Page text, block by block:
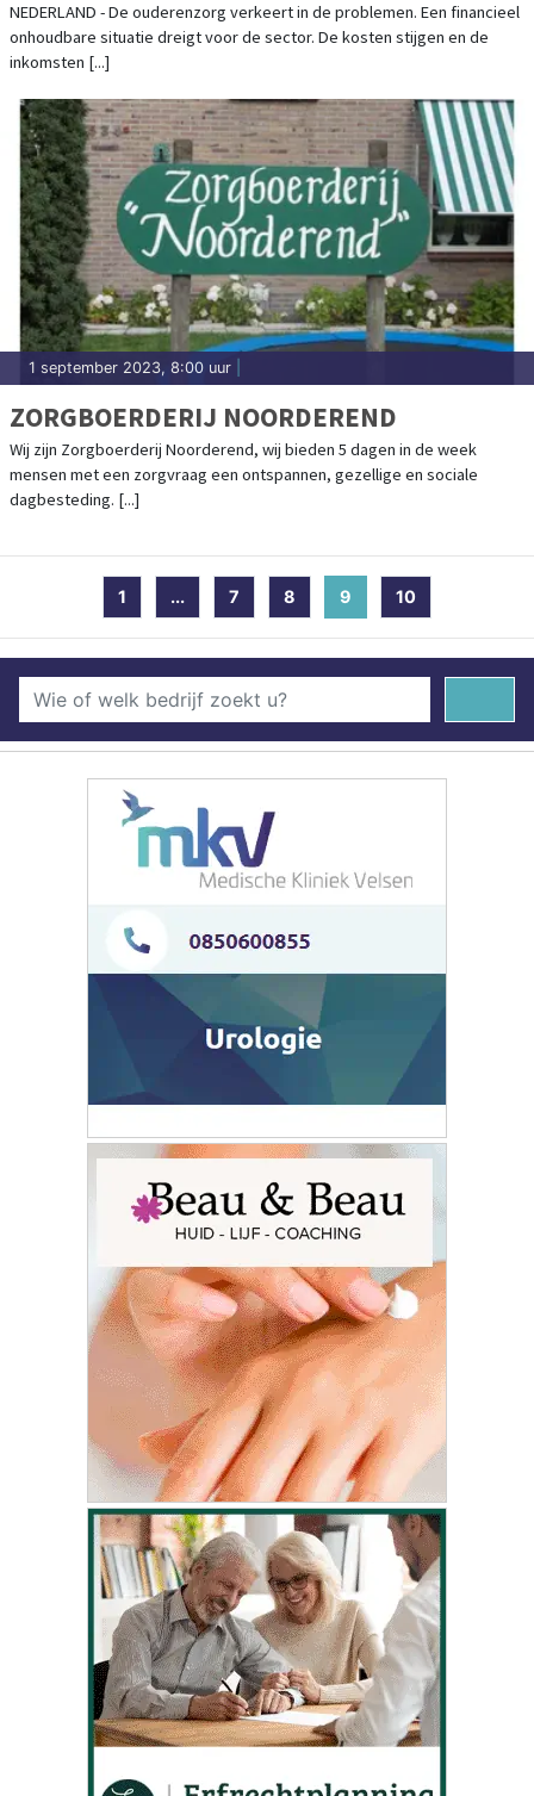
NEDERLAND - De ouderenzorg verkeert in de problemen. Een financieel
onhoudbare situatie dreigt voor de sector. De kosten stijgen en de
inkomsten [...]
1 september 2023, 8:00 uur
ZORGBOERDERIJ NOORDEREND
Wij zijn Zorgboerderij Noorderend, wij bieden 5 dagen in de week
mensen met een zorgvraag een ontspannen, gezellige en sociale
dagbesteding. [...]
1 ... 7 8 9 (current)
10